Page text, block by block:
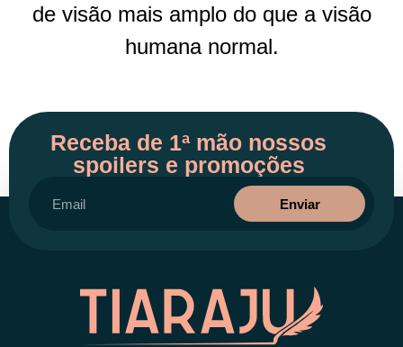
de visão mais amplo do que a visão
humana normal.
Receba de 1ª mão nossos
spoilers e promoções
Enviar